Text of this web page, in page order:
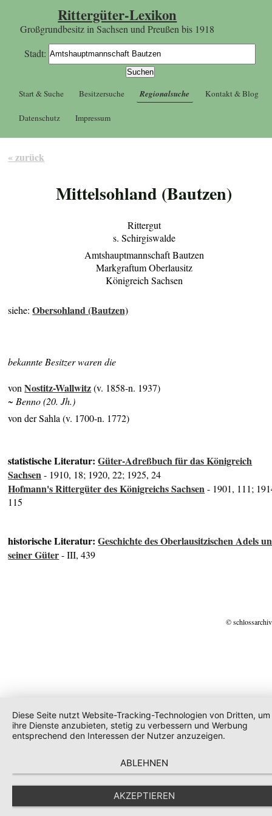
Rittergüter-Lexikon
Großgrundbesitz in Sachsen und Preußen bis 1918
Stadt:
Start & Suche Besitzersuche Regionalsuche Kontakt & Blog
Datenschutz Impressum
« zurück
Mittelsohland (Bautzen)
Rittergut
s. Schirgiswalde
Amtshauptmannschaft Bautzen
Markgraftum Oberlausitz
Königreich Sachsen
siehe:Obersohland (Bautzen)
bekannte Besitzer waren die
vonNostitz-Wallwitz(v. 1858-n. 1937)
~ Benno (20. Jh.)
von der Sahla (v. 1700-n. 1772)
statistische Literatur:Güter-Adreßbuch für das Königreich
Sachsen- 1910, 18; 1920, 22; 1925, 24
Hofmann's Rittergüter des Königreichs Sachsen- 1901, 111;
115
historische Literatur:Geschichte des Oberlausitzischen Adels
seiner Güter- III, 439
©
Diese Seite nutzt Website-Tracking-Technologien von Dritten, um
ihre Dienste anzubieten, stetig zu verbessern und Werbung
entsprechend den Interessen der Nutzer anzuzeigen.
ABLEHNEN
AKZEPTIEREN